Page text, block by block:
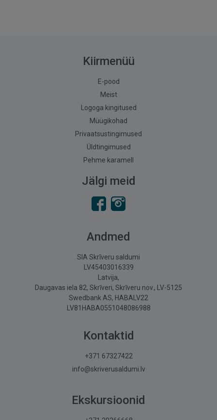
Kiirmenüü
E-pood
Meist
Logoga kingitused
Müügikohad
Privaatsustingimused
Üldtingimused
Pehme karamell
Jälgi meid
Andmed
SIA Skrīveru saldumi
LV45403016339
Latvija,
Daugavas iela 82, Skrīveri, Skrīveru nov., LV-5125
Swedbank AS, HABALV22
LV81HABA0551048086988
Kontaktid
+371 67327422
info@skriverusaldumi.lv
Ekskursioonid